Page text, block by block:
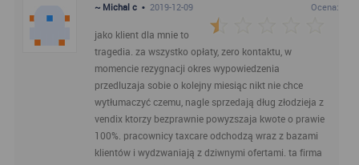
~ Michal c • 2019-12-09 Ocena:
jako klient dla mnie to
tragedia. za wszystko opłaty, zero kontaktu, w
momencie rezygnacji okres wypowiedzenia
przedluzaja sobie o kolejny miesiąc nikt nie chce
wytłumaczyć czemu, nagle sprzedają dług złodzieja z
vendix ktorzy bezprawnie powyzszaja kwote o prawie
100%. pracownicy taxcare odchodzą wraz z bazami
klientów i wydzwaniają z dziwnymi ofertami. ta firma